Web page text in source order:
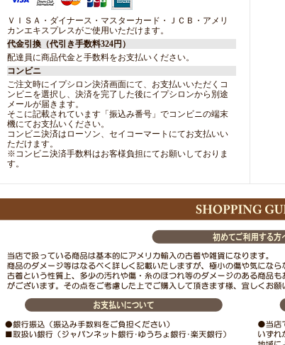
ＶＩＳＡ・ダイナース・マスターカード・ＪＣＢ・アメリ
カンエキスプレスがご使用いただけます。
代金引換（代引き手数料324円）
配達員に商品代金と手数料をお支払いください。
コンビニ
ご注文時にイプシロン決済画面にて、お支払いいただくコ
ンビニを選択し、決済を完了した後にイプシロンから別途
メールが届きます。
そこに記載されています「振込み番号」でコンビニの端末
機にてお支払いください。
コンビニ決済はローソン、セイコーマートにてお支払いい
ただけます。
※コンビニ決済手数料はお客様負担にてお願いしておりま
す。